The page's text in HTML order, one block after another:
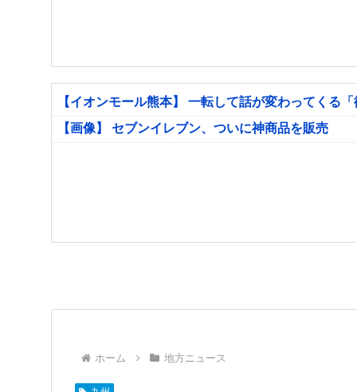
【イオンモール熊本】 一転して話が変わってくる
【画像】 セブンイレブン、ついに神商品を販売
ホーム 地方ニュース